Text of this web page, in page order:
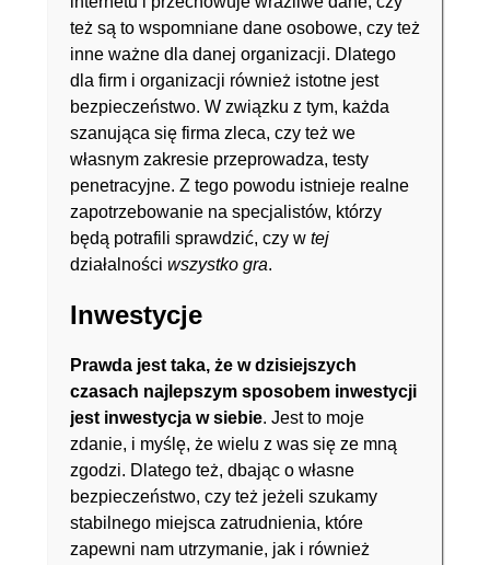
też są to wspomniane dane osobowe, czy też
inne ważne dla danej organizacji. Dlatego
dla firm i organizacji również istotne jest
bezpieczeństwo. W związku z tym, każda
szanująca się firma zleca, czy też we
własnym zakresie przeprowadza, testy
penetracyjne. Z tego powodu istnieje realne
zapotrzebowanie na specjalistów, którzy
będą potrafili sprawdzić, czy w tej
działalności wszystko gra.
Inwestycje
Prawda jest taka, że w dzisiejszych
czasach najlepszym sposobem inwestycji
jest inwestycja w siebie. Jest to moje
zdanie, i myślę, że wielu z was się ze mną
zgodzi. Dlatego też, dbając o własne
bezpieczeństwo, czy też jeżeli szukamy
stabilnego miejsca zatrudnienia, które
zapewni nam utrzymanie, jak i również